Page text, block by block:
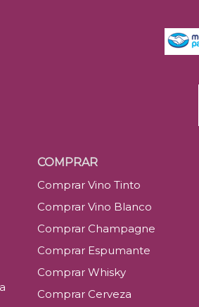
COMPRAR
Comprar Vino Tinto
Comprar Vino Blanco
Comprar Champagne
Comprar Espumante
Comprar Whisky
Comprar Cerveza